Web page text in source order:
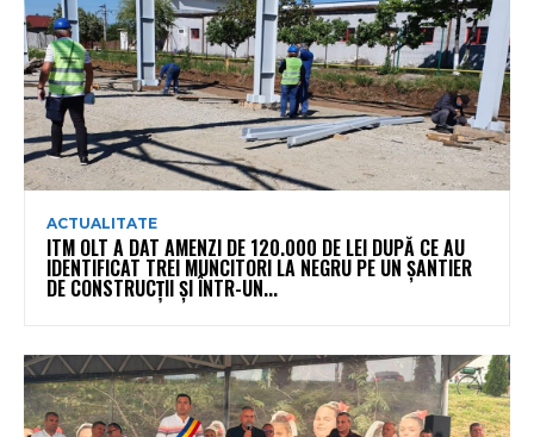
ACTUALITATE
ITM OLT A DAT AMENZI DE 120.000 DE LEI DUPĂ CE AU
IDENTIFICAT TREI MUNCITORI LA NEGRU PE UN ȘANTIER
DE CONSTRUCȚII ȘI ÎNTR-UN...